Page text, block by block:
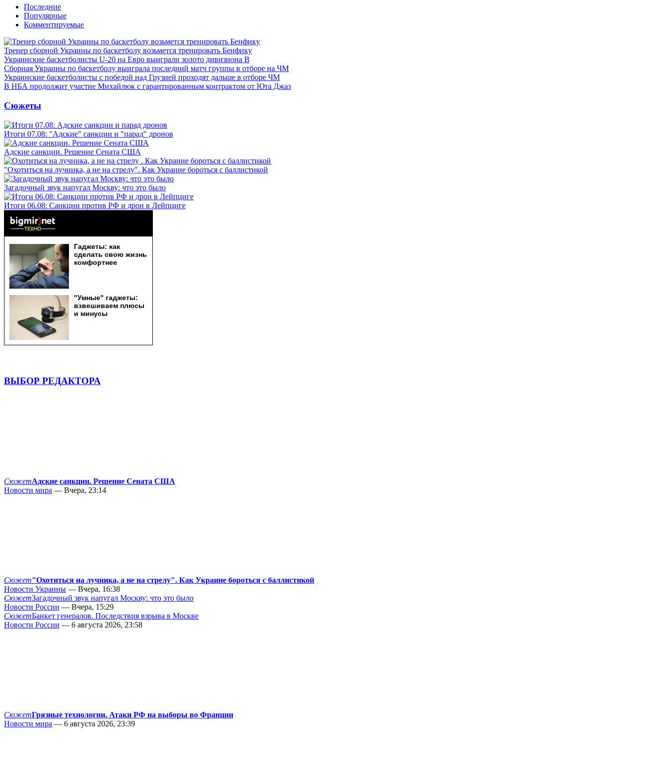
Последние
Популярные
Комментируемые
Тренер сборной Украины по баскетболу возьмется тренировать Бенфику
Украинские баскетболисты U-20 на Евро выиграли золото дивизиона В
Сборная Украины по баскетболу выиграла последний матч группы в отборе на ЧМ
Украинские баскетболисты с победой над Грузией проходят дальше в отборе ЧМ
В НБА продолжит участие Михайлюк с гарантированным контрактом от Юта Джаз
Сюжеты
Итоги 07.08: "Адские" санкции и "парад" дронов
Адские санкции. Решение Сената США
"Охотиться на лучника, а не на стрелу". Как Украине бороться с баллистикой
Загадочный звук напугал Москву: что это было
Итоги 06.08: Санкции против РФ и дрон в Лейпциге
ВЫБОР РЕДАКТОРА
СюжетАдские санкции. Решение Сената США
Новости мира — Вчера, 23:14
Сюжет"Охотиться на лучника, а не на стрелу". Как Украине бороться с баллистикой
Новости Украины — Вчера, 16:38
СюжетЗагадочный звук напугал Москву: что это было
Новости России — Вчера, 15:29
СюжетБанкет генералов. Последствия взрыва в Москве
Новости России — 6 августа 2026, 23:58
СюжетГрязные технологии. Атаки РФ на выборы во Франции
Новости мира — 6 августа 2026, 23:39